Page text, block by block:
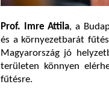
Prof. Imre Attila, a
és a környezetbarát
Magyarország jó
területen könnyen
fűtésre.